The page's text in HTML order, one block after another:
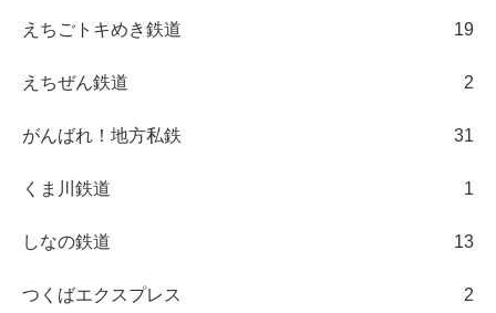
えちごトキめき鉄道 19
えちぜん鉄道 2
がんばれ！地方私鉄 31
くま川鉄道 1
しなの鉄道 13
つくばエクスプレス 2